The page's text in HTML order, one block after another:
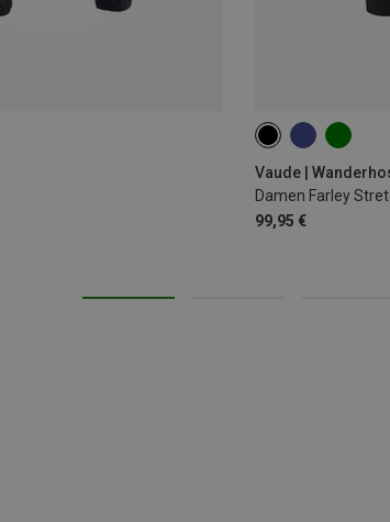
Vaude |
Damen Farley
99,95 €